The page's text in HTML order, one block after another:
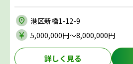
港区新橋1-12-9
5,000,000円〜8,000,000円
詳しく見る